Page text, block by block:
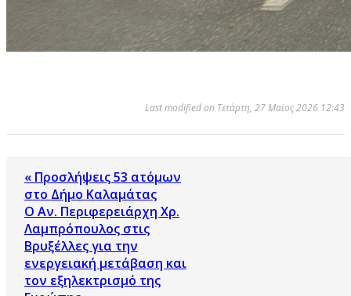
Last modified on Τετάρτη, 27 Μαϊος 2026 12:43
« Προσλήψεις 53 ατόμων
στο Δήμο Καλαμάτας
Ο Αν. Περιφερειάρχη Χρ.
Λαμπρόπουλος στις
Βρυξέλλες για την
ενεργειακή μετάβαση και
τον εξηλεκτρισμό της